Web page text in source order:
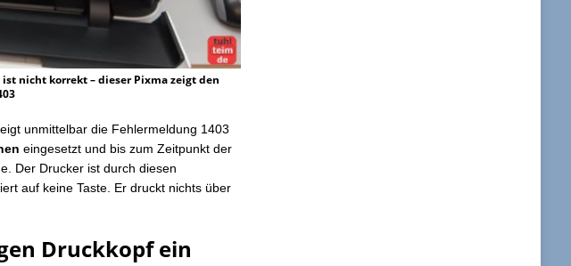
nicht korrekt – dieser Pixma zeigt den
unmittelbar die Fehlermeldung 1403
eingesetzt und bis zum Zeitpunkt der
Der Drucker ist durch diesen
auf keine Taste. Er druckt nichts über
Druckkopf ein